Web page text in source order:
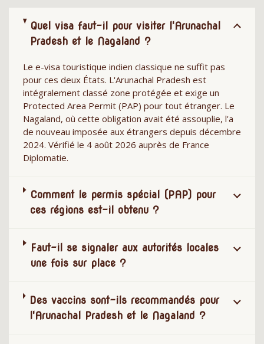
Quel visa faut-il pour visiter l'Arunachal
Pradesh et le Nagaland ?
Le e-visa touristique indien classique ne suffit pas
pour ces deux États. L'Arunachal Pradesh est
intégralement classé zone protégée et exige un
Protected Area Permit (PAP) pour tout étranger. Le
Nagaland, où cette obligation avait été assouplie, l'a
de nouveau imposée aux étrangers depuis décembre
2024. Vérifié le 4 août 2026 auprès de France
Diplomatie.
Comment le permis spécial (PAP) pour
ces régions est-il obtenu ?
Faut-il se signaler aux autorités locales
une fois sur place ?
Des vaccins sont-ils recommandés pour
l'Arunachal Pradesh et le Nagaland ?